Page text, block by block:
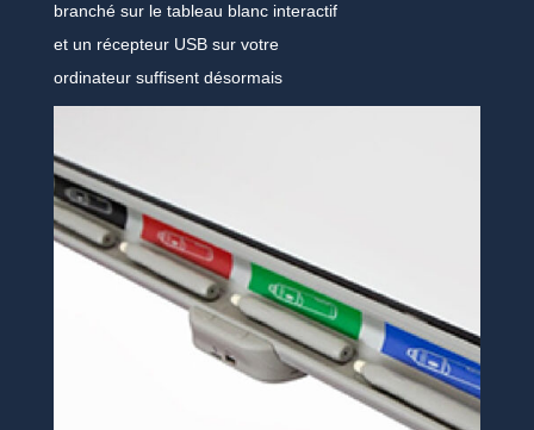
branché sur le tableau blanc interactif
et un récepteur USB sur votre
ordinateur suffisent désormais